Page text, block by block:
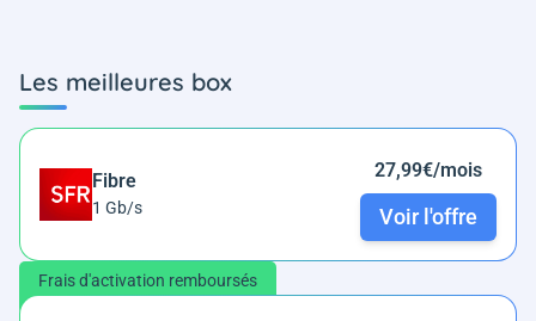
Les meilleures box
Fibre
1 Gb/s
27,99€/mois
Voir l'offre
Frais d'activation remboursés